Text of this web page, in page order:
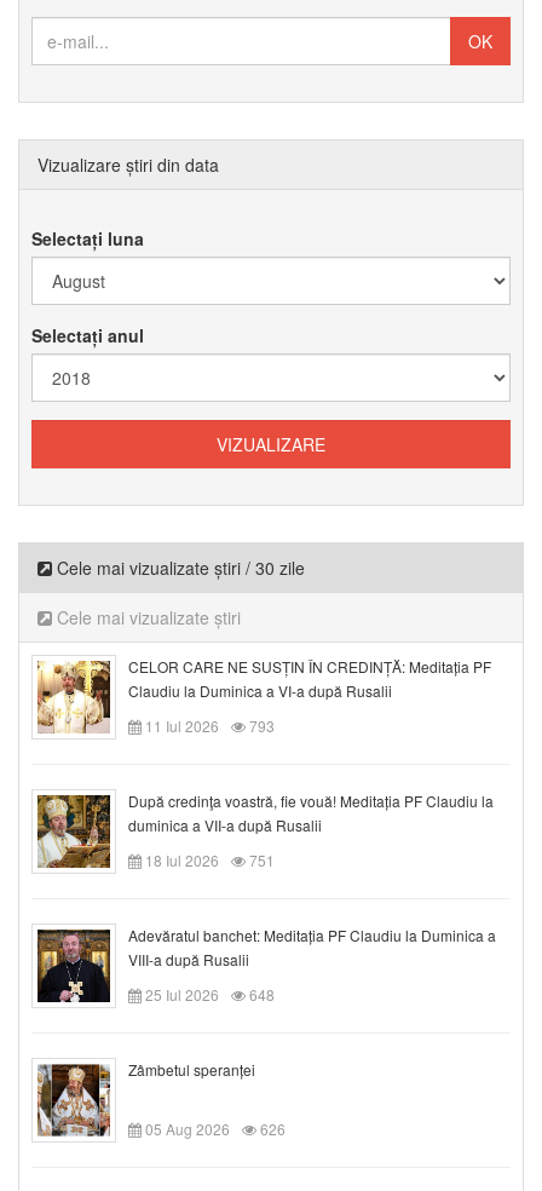
Vizualizare știri din data
Selectați luna
Selectați anul
Cele mai vizualizate știri / 30 zile
Cele mai vizualizate știri
CELOR CARE NE SUSȚIN ÎN CREDINȚĂ: Meditația PF
Claudiu la Duminica a VI-a după Rusalii
11 Iul 2026
793
După credinţa voastră, fie vouă! Meditația PF Claudiu la
duminica a VII-a după Rusalii
18 Iul 2026
751
Adevăratul banchet: Meditația PF Claudiu la Duminica a
VIII-a după Rusalii
25 Iul 2026
648
Zâmbetul speranței
05 Aug 2026 626